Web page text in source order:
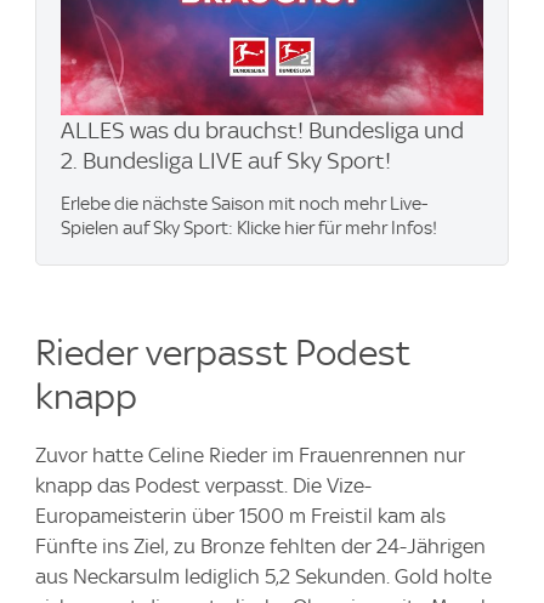
ALLES was du brauchst! Bundesliga und
2. Bundesliga LIVE auf Sky Sport!
Erlebe die nächste Saison mit noch mehr Live-
Spielen auf Sky Sport: Klicke hier für mehr Infos!
Rieder verpasst Podest
knapp
Zuvor hatte Celine Rieder im Frauenrennen nur
knapp das Podest verpasst. Die Vize-
Europameisterin über 1500 m Freistil kam als
Fünfte ins Ziel, zu Bronze fehlten der 24-Jährigen
aus Neckarsulm lediglich 5,2 Sekunden. Gold holte